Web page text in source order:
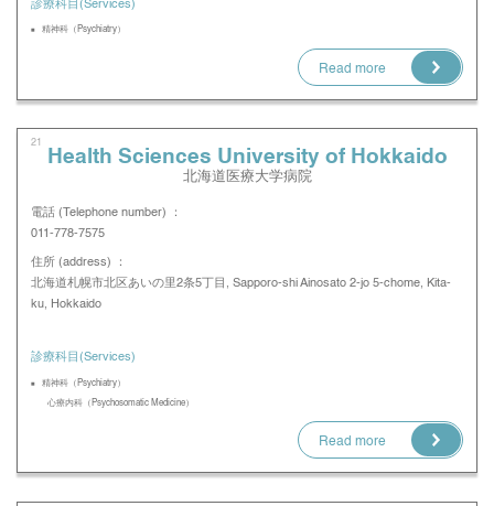
診療科目(Services)
精神科（Psychiatry）
Read more
21
Health Sciences University of Hokkaido
北海道医療大学病院
電話 (Telephone number) ：
011-778-7575
住所 (address) ：
北海道札幌市北区あいの里2条5丁目, Sapporo-shi Ainosato 2-jo 5-chome, Kita-
ku, Hokkaido
診療科目(Services)
精神科（Psychiatry）
心療内科（Psychosomatic Medicine）
Read more